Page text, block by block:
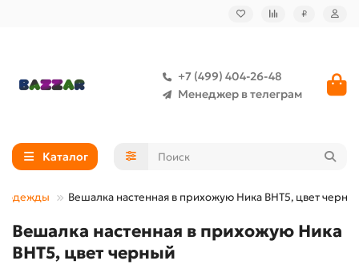
₽
+7 (499) 404-26-48
Менеджер в телеграм
Каталог
одежды Вешалка настенная в прихожую Ника ВНТ5, цвет
Вешалка настенная в прихожую Ника
ВНТ5, цвет черный